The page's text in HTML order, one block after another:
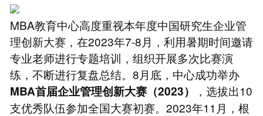
MBA教育中心高度重视本年度中国研究生企业管
理创新大赛，在2023年7-8月，利用暑期时间邀请
专业老师进行专题培训，组织开展多次比赛演
练，不断进行复盘总结。8月底，中心成功举办
MBA首届企业管理创新大赛（2023）
，选拔出10
支优秀队伍参加全国大赛初赛。2023年11月，根